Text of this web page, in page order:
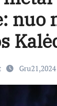
nuo
Gru21,2024